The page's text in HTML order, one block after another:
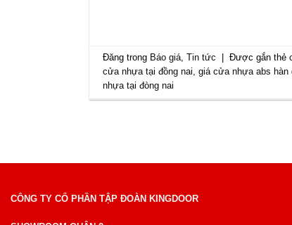
Đăng trong Báo giá,Tin tức Được gắn thẻ
cửa nhựa tại đồng nai,giá cửa nhựa abs hàn
nhựa tại đòng nai
CÔNG TY CỔ PHẦN TẬP ĐOÀN KINGDOOR